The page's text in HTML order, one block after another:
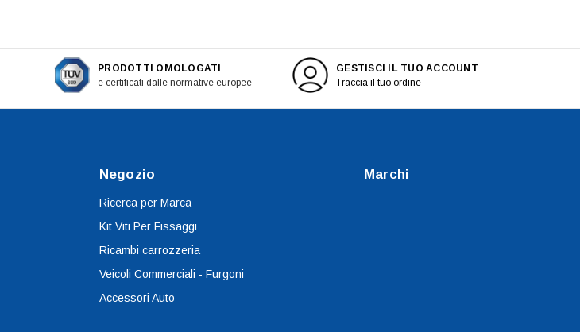
PRODOTTI OMOLOGATI
e certificati dalle normative europee
GESTISCI IL TUO ACCOUNT
Traccia il tuo ordine
Negozio
Ricerca per Marca
Kit Viti Per Fissaggi
Ricambi carrozzeria
Veicoli Commerciali - Furgoni
Accessori Auto
Marchi